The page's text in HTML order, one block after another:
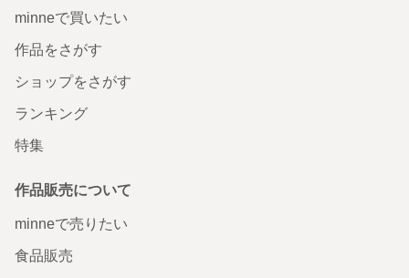
minneで買いたい
作品をさがす
ショップをさがす
ランキング
特集
作品販売について
minneで売りたい
食品販売